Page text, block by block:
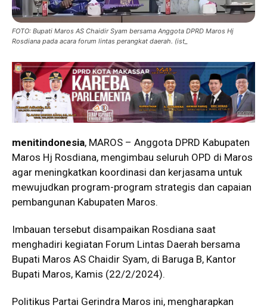
FOTO: Bupati Maros AS Chaidir Syam bersama Anggota DPRD Maros Hj
Rosdiana pada acara forum lintas perangkat daerah. (ist_
menitindonesia, MAROS – Anggota DPRD Kabupaten
Maros Hj Rosdiana, mengimbau seluruh OPD di Maros
agar meningkatkan koordinasi dan kerjasama untuk
mewujudkan program-program strategis dan capaian
pembangunan Kabupaten Maros.
Imbauan tersebut disampaikan Rosdiana saat
menghadiri kegiatan Forum Lintas Daerah bersama
Bupati Maros AS Chaidir Syam, di Baruga B, Kantor
Bupati Maros, Kamis (22/2/2024).
Politikus Partai Gerindra Maros ini, mengharapkan